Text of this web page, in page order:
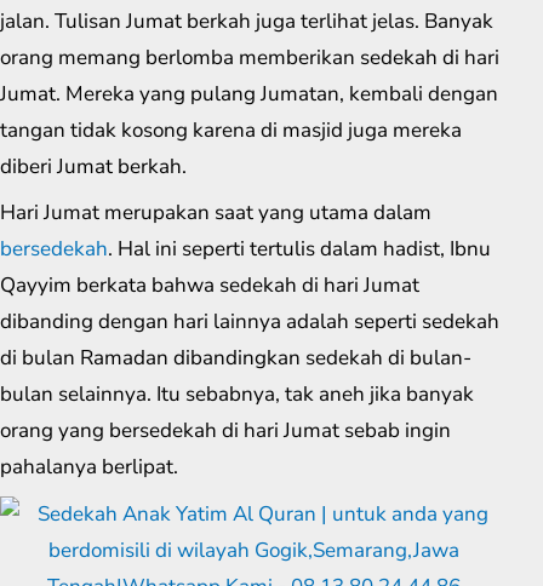
jalan. Tulisan Jumat berkah juga terlihat jelas. Banyak
orang memang berlomba memberikan sedekah di hari
Jumat. Mereka yang pulang Jumatan, kembali dengan
tangan tidak kosong karena di masjid juga mereka
diberi Jumat berkah.
Hari Jumat merupakan saat yang utama dalam
bersedekah. Hal ini seperti tertulis dalam hadist, Ibnu
Qayyim berkata bahwa sedekah di hari Jumat
dibanding dengan hari lainnya adalah seperti sedekah
di bulan Ramadan dibandingkan sedekah di bulan-
bulan selainnya. Itu sebabnya, tak aneh jika banyak
orang yang bersedekah di hari Jumat sebab ingin
pahalanya berlipat.